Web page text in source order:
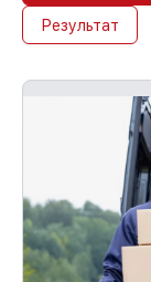
Результат